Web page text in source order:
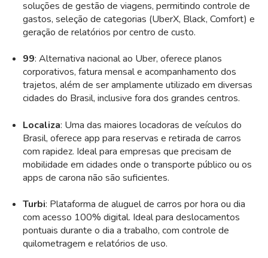
soluções de gestão de viagens, permitindo controle de
gastos, seleção de categorias (UberX, Black, Comfort) e
geração de relatórios por centro de custo.
99: Alternativa nacional ao Uber, oferece planos
corporativos, fatura mensal e acompanhamento dos
trajetos, além de ser amplamente utilizado em diversas
cidades do Brasil, inclusive fora dos grandes centros.
Localiza: Uma das maiores locadoras de veículos do
Brasil, oferece app para reservas e retirada de carros
com rapidez. Ideal para empresas que precisam de
mobilidade em cidades onde o transporte público ou os
apps de carona não são suficientes.
Turbi: Plataforma de aluguel de carros por hora ou dia
com acesso 100% digital. Ideal para deslocamentos
pontuais durante o dia a trabalho, com controle de
quilometragem e relatórios de uso.